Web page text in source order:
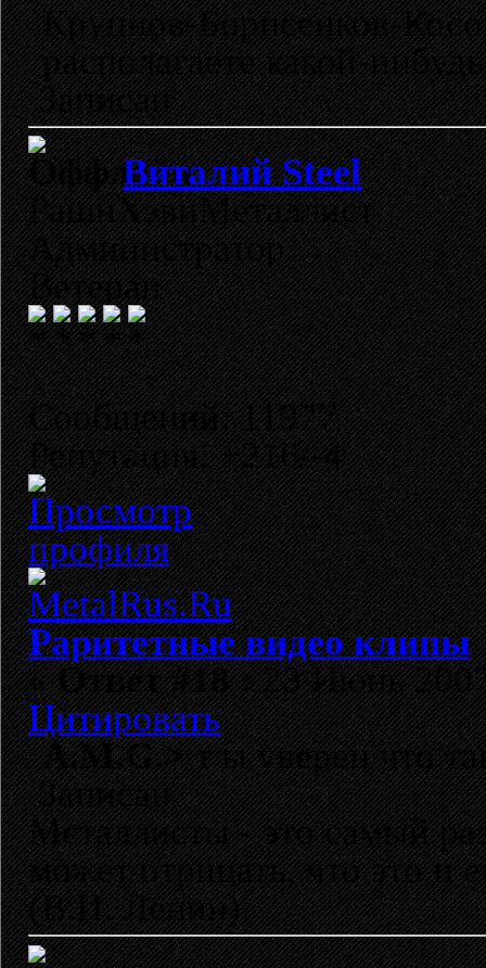
Крупнов-Борисенков-
располагаете какой-
Записан
Виталий Steel
РашнХэвиМеталлист
Администратор
Ветеран
Сообщений: 11977
Репутация: +216/-4
Раритетные видео клипы
«Ответ #18 :23 Июнь
Цитировать
A.M.G.>т ы уверен что
Записан
Металлисты - это самый
может отрицать, что это и
(В.И. Ленин)